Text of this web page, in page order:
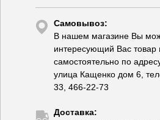
Самовывоз:
В нашем магазине Вы
интересующий Вас товар
самостоятельно по
улица Кащенко дом 6,
33, 466-22-73
Доставка: